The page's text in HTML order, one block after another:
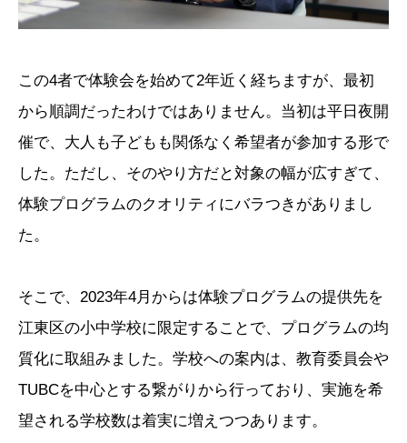
この4者で体験会を始めて2年近く経ちますが、最初
から順調だったわけではありません。当初は平日夜開
催で、大人も子どもも関係なく希望者が参加する形で
した。ただし、そのやり方だと対象の幅が広すぎて、
体験プログラムのクオリティにバラつきがありまし
た。
そこで、2023年4月からは体験プログラムの提供先を
江東区の小中学校に限定することで、プログラムの均
質化に取組みました。学校への案内は、教育委員会や
TUBCを中心とする繋がりから行っており、実施を希
望される学校数は着実に増えつつあります。